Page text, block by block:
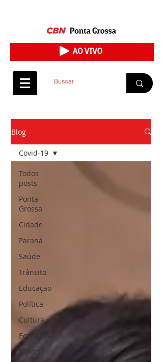
Blog
Todos
posts
Ponta
Grossa
Cidade
Paraná
Saúde
Trânsito
Educação
Política
Cultura
Economia
Esporte
Covid-19